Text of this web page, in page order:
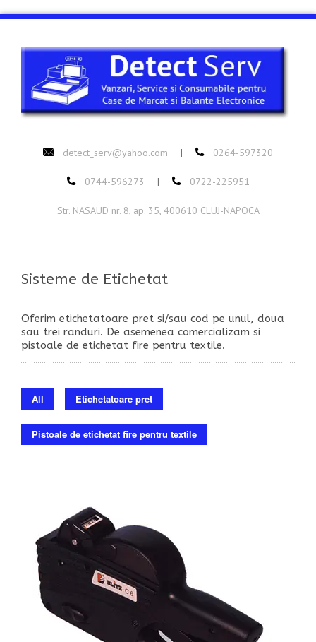
detect_serv@yahoo.com 0264-597320
0744-596273 0722-225951
Str. NASAUD nr. 8, ap. 35, 400610 CLUJ-NAPOCA
Sisteme de Etichetat
Oferim etichetatoare pret si/sau cod pe unul, doua
sau trei randuri. De asemenea comercializam si
pistoale de etichetat fire pentru textile.
All Etichetatoare pret
Pistoale de etichetat fire pentru textile